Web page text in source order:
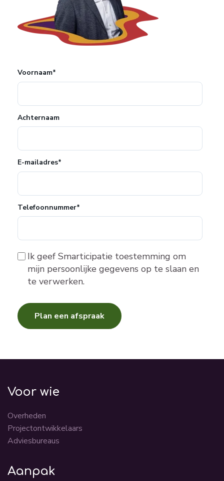
Voornaam*
Achternaam
E-mailadres*
Telefoonnummer*
Ik geef Smarticipatie toestemming om
mijn persoonlijke gegevens op te slaan en
te verwerken.
Voor wie
Overheden
Projectontwikkelaars
Adviesbureaus
Aanpak